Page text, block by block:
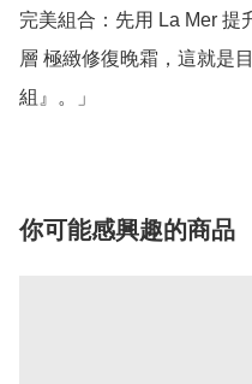
完美組合：先用 La Mer 提
層 極緻修復晚霜，這就是
組』。」
你可能感興趣的商品